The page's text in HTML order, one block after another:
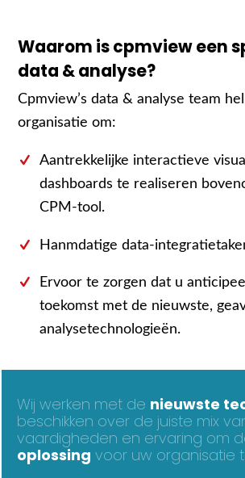
Waarom is cpmview een
data & analyse?
Cpmview’s data & analyse team
organisatie om:
Aantrekkelijke interactieve
dashboards te realiseren
CPM-tool.
Hanmdatige data-
Ervoor te zorgen dat u
toekomst met de nieuwste,
analysetechnologieën.
Wij werken met de nieuwste
beschikken over de juiste mix
vaardigheden en ervaring om
oplossing voor uw organisatie